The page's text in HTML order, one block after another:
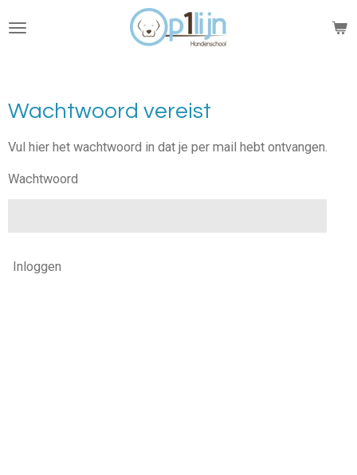
direct
Wachtwoord vereist
Vul hier het wachtwoord in dat je per mail hebt ontvangen.
Wachtwoord
Inloggen